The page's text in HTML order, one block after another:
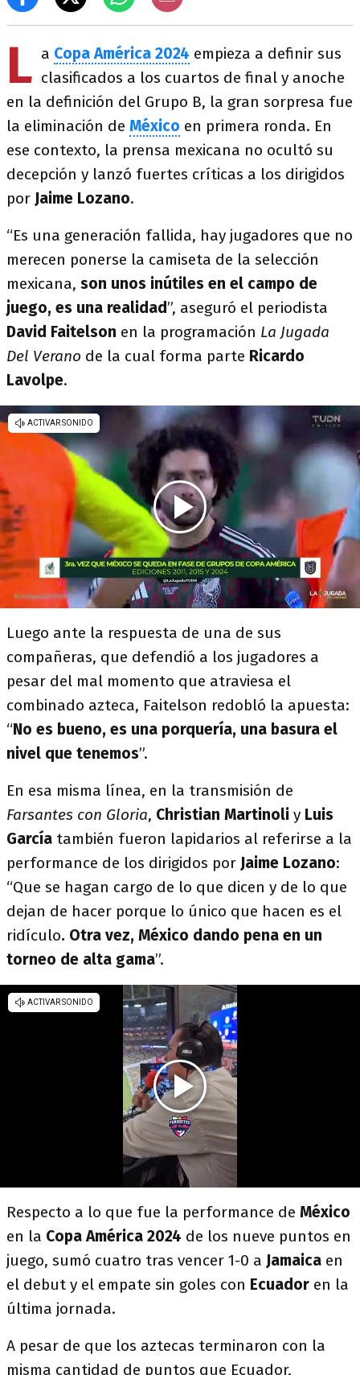
L a Copa América 2024 empieza a definir sus
clasificados a los cuartos de final y anoche
en la definición del Grupo B, la gran sorpresa fue
la eliminación de México en primera ronda. En
ese contexto, la prensa mexicana no ocultó su
decepción y lanzó fuertes críticas a los dirigidos
por Jaime Lozano.
“Es una generación fallida, hay jugadores que no
merecen ponerse la camiseta de la selección
mexicana, son unos inútiles en el campo de
juego, es una realidad”, aseguró el periodista
David Faitelson en la programación La Jugada
Del Verano de la cual forma parte Ricardo
Lavolpe.
Luego ante la respuesta de una de sus
compañeras, que defendió a los jugadores a
pesar del mal momento que atraviesa el
combinado azteca, Faitelson redobló la apuesta:
“No es bueno, es una porquería, una basura el
nivel que tenemos”.
En esa misma línea, en la transmisión de
Farsantes con Gloria, Christian Martinoli y Luis
García también fueron lapidarios al referirse a la
performance de los dirigidos por Jaime Lozano:
“Que se hagan cargo de lo que dicen y de lo que
dejan de hacer porque lo único que hacen es el
ridículo. Otra vez, México dando pena en un
torneo de alta gama”.
Respecto a lo que fue la performance de México
en la Copa América 2024 de los nueve puntos en
juego, sumó cuatro tras vencer 1-0 a Jamaica en
el debut y el empate sin goles con Ecuador en la
última jornada.
A pesar de que los aztecas terminaron con la
misma cantidad de puntos que Ecuador,